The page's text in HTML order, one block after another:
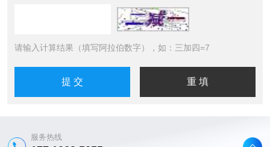
请输入计算结果（填写阿拉伯数字），如：三加四=7
服务热线